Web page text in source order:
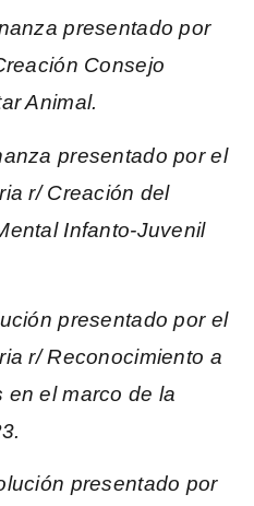
presentado por
Consejo
Animal.
presentado por el
r/ Creación del
Infanto-Juvenil
presentado por el
r/ Reconocimiento a
en el marco de la
presentado por